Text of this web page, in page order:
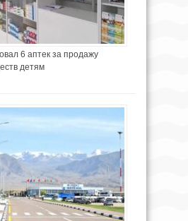
6 аптек за продажу
детям